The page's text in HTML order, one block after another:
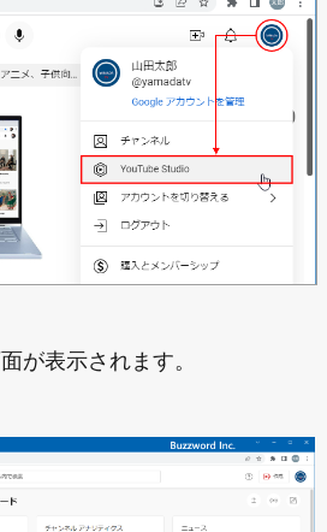
が表示されます。